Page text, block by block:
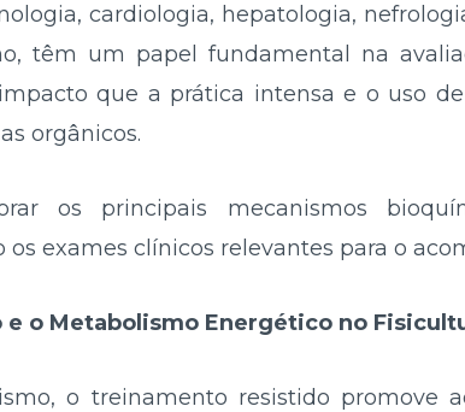
cardiologia, hepatologia,
têm um papel fundamental na
que a prática intensa e o uso
orgânicos.
os principais mecanismos
exames clínicos relevantes para o
e o Metabolismo Energético no
o treinamento resistido promove